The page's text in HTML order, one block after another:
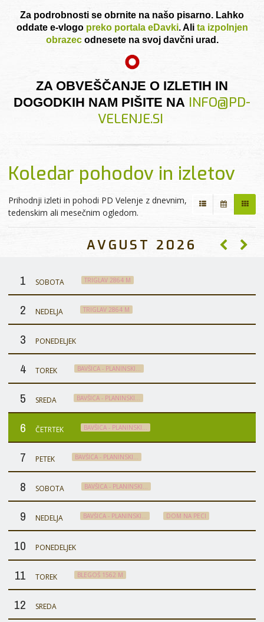
Za podrobnosti se obrnite na našo pisarno. Lahko
oddate e-vlogo preko portala eDavki. Ali ta izpolnjen
obrazecodnesete na svoj davčni urad.
ZA OBVEŠČANJE O IZLETIH IN
DOGODKIH NAM PIŠITE NA INFO@PD-
VELENJE.SI
Koledar pohodov in izletov
Prihodnji izleti in pohodi PD Velenje z dnevnim,
tedenskim ali mesečnim ogledom.
AVGUST 2026
1 SOBOTA TRIGLAV 2864 M
2 NEDELJA TRIGLAV 2864 M
3 PONEDELJEK
4 TOREK BAVŠICA - PLANINSKI…
5 SREDA BAVŠICA - PLANINSKI…
6 ČETRTEK BAVŠICA - PLANINSKI…
7 PETEK BAVŠICA - PLANINSKI…
8 SOBOTA BAVŠICA - PLANINSKI…
9 NEDELJA BAVŠICA - PLANINSKI… DOM NA PECI
10 PONEDELJEK
11 TOREK BLEGOŠ 1562 M
12 SREDA